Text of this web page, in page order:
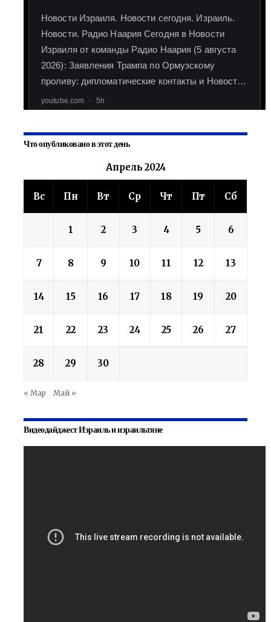
Что опубликовано в этот день
Апрель 2024
Вс Пн Вт Ср Чт Пт Сб
1 2 3 4 5 6
7 8 9 10 11 12 13
14 15 16 17 18 19 20
21 22 23 24 25 26 27
28 29 30
« Мар Май »
Видеодайджест Израиль и израильтяне